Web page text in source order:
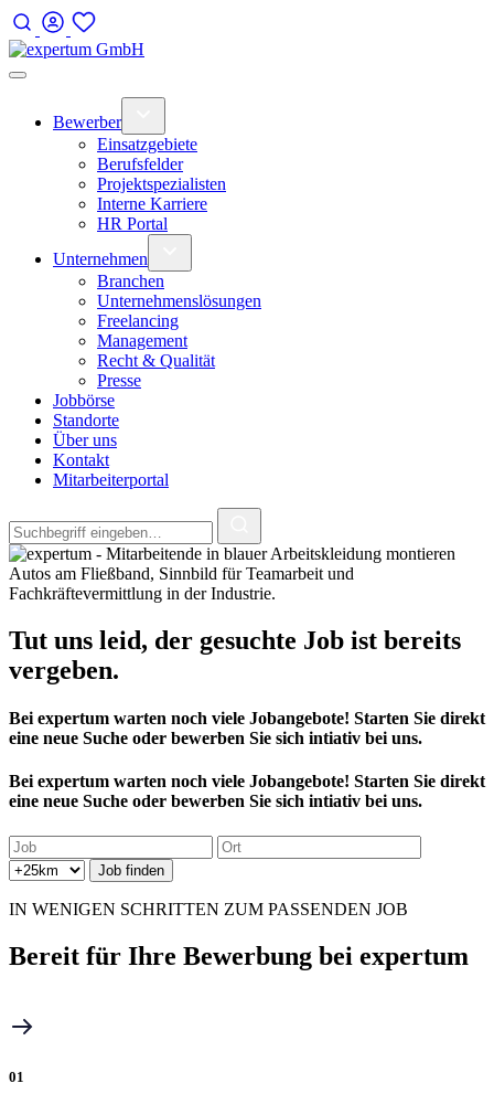
Bewerber
Einsatzgebiete
Berufsfelder
Projektspezialisten
Interne Karriere
HR Portal
Unternehmen
Branchen
Unternehmenslösungen
Freelancing
Management
Recht & Qualität
Presse
Jobbörse
Standorte
Über uns
Kontakt
Mitarbeiterportal
Tut uns leid, der gesuchte Job ist bereits
vergeben.
Bei expertum warten noch viele Jobangebote! Starten Sie direkt
eine neue Suche oder bewerben Sie sich intiativ bei uns.
Bei expertum warten noch viele Jobangebote! Starten Sie direkt
eine neue Suche oder bewerben Sie sich intiativ bei uns.
IN WENIGEN SCHRITTEN ZUM PASSENDEN JOB
Bereit für Ihre Bewerbung bei expertum
01